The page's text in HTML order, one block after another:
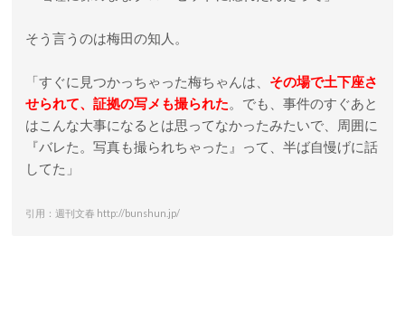
そう言うのは梅田の知人。
「すぐに見つかっちゃった梅ちゃんは、 その場で土下座さ
せられて、証拠の写メも撮られた。でも、事件のすぐあと
はこんな大事になるとは思ってなかったみたいで、周囲に
『バレた。写真も撮られちゃった』って、半ば自慢げに話
してた」
引用：週刊文春 http://bunshun.jp/